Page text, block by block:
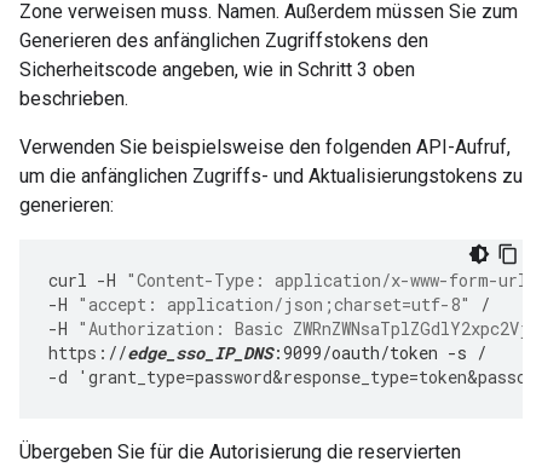
Zone verweisen muss. Namen. Außerdem müssen Sie zum
Generieren des anfänglichen Zugriffstokens den
Sicherheitscode angeben, wie in Schritt 3 oben
beschrieben.
Verwenden Sie beispielsweise den folgenden API-Aufruf,
um die anfänglichen Zugriffs- und Aktualisierungstokens zu
generieren:
curl -H "Content-Type: application/x-www-form-
-H "accept: application/json;charset=utf-8"
/
-H "Authorization: Basic
https : //edge_sso_IP_DNS:9099/oauth/token -s /
-d ' grant_type=password&response_type=
Übergeben Sie für die Autorisierung die reservierten